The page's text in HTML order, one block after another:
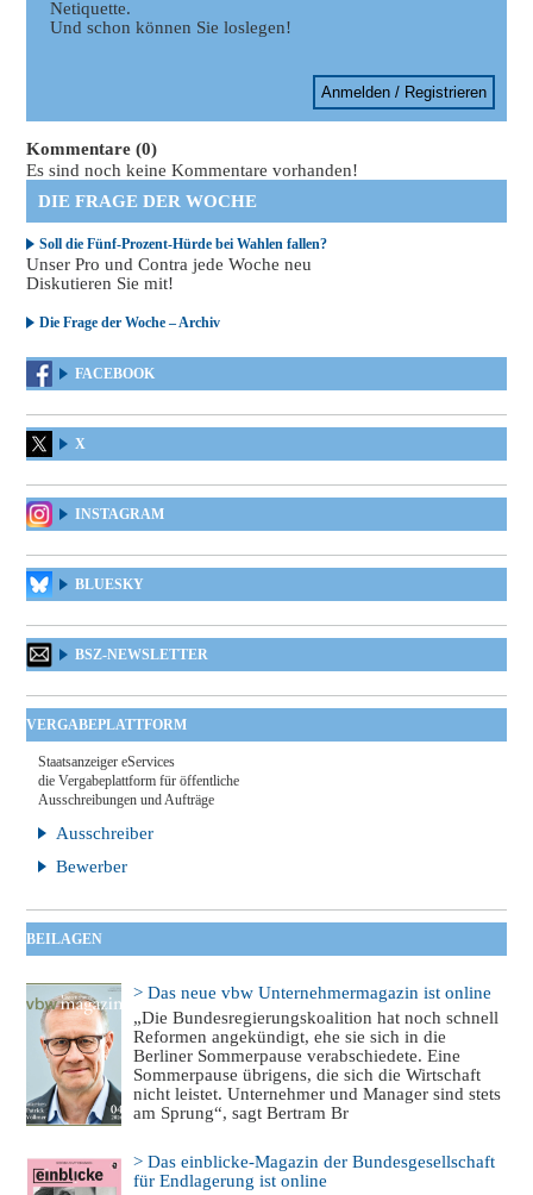
Netiquette.
Und schon können Sie loslegen!
Anmelden / Registrieren
Kommentare (0)
Es sind noch keine Kommentare vorhanden!
DIE FRAGE DER WOCHE
Soll die Fünf-Prozent-Hürde bei Wahlen fallen?
Unser Pro und Contra jede Woche neu
Diskutieren Sie mit!
Die Frage der Woche – Archiv
FACEBOOK
X
INSTAGRAM
BLUESKY
BSZ-NEWSLETTER
VERGABEPLATTFORM
Staatsanzeiger eServices
die Vergabeplattform für öffentliche
Ausschreibungen und Aufträge
Ausschreiber
Bewerber
BEILAGEN
> Das neue vbw Unternehmermagazin ist online
„Die Bundesregierungskoalition hat noch schnell
Reformen angekündigt, ehe sie sich in die
Berliner Sommerpause verabschiedete. Eine
Sommerpause übrigens, die sich die Wirtschaft
nicht leistet. Unternehmer und Manager sind stets
am Sprung“, sagt Bertram Br
> Das einblicke-Magazin der Bundesgesellschaft
für Endlagerung ist online